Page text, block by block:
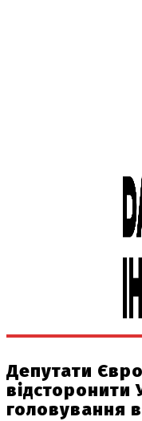
Депутати
відсторонити
головування